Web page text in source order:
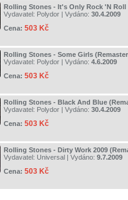
Rolling Stones - It's Only Rock 'N Roll
Vydavatel: Polydor | Vydáno: 30.4.2009
Cena: 503 Kč
Rolling Stones - Some Girls
Vydavatel: Polydor | Vydáno: 4.6.2009
Cena: 503 Kč
Rolling Stones - Black And Blue
Vydavatel: Polydor | Vydáno: 30.4.2009
Cena: 503 Kč
Rolling Stones - Dirty Work 2009
Vydavatel: Universal | Vydáno: 9.7.2009
Cena: 503 Kč